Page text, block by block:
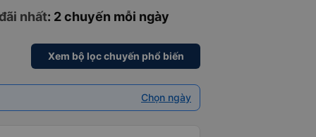
nhất: 2 chuyến mỗi ngày
Xem bộ lọc chuyến phổ biến
Chọn ngày